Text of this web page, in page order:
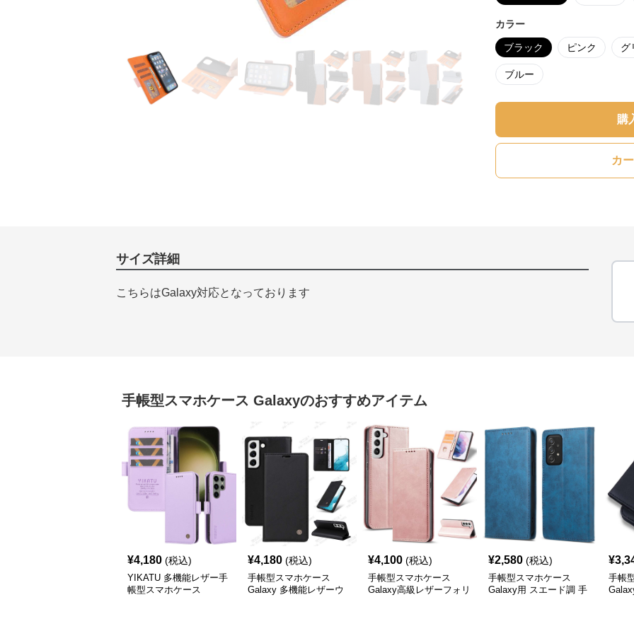
カラー
ブラック ピンク グ
ブルー
購
カ
サイズ詳細
こちらはGalaxy対応となっております
手帳型スマホケース Galaxyのおすすめアイテム
¥4,180 (税込)
YIKATU 多機能レザー手
帳型スマホケース
¥4,180 (税込)
手帳型スマホケース
Galaxy 多機能レザーウ
¥4,100 (税込)
手帳型スマホケース
Galaxy高級レザーフォリ
¥2,580 (税込)
手帳型スマホケース
Galaxy用 スエード調 手
¥
手帳